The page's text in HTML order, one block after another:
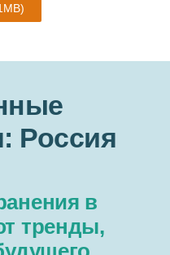
Россия
в
тренды,